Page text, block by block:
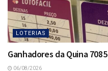
LOTERIAS
Ganhadores da Quina 7085
06/08/2026